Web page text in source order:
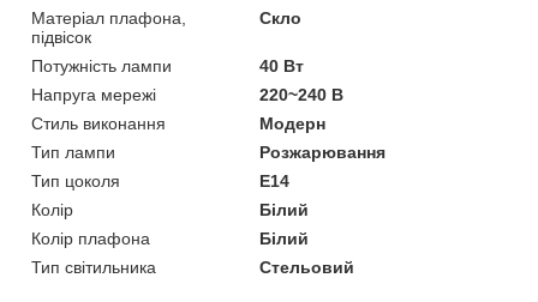
Матеріал плафона,
підвісок
Скло
Потужність лампи
40 Вт
Напруга мережі
220~240 В
Стиль виконання
Модерн
Тип лампи
Розжарювання
Тип цоколя
E14
Колір
Білий
Колір плафона
Білий
Тип світильника
Стельовий